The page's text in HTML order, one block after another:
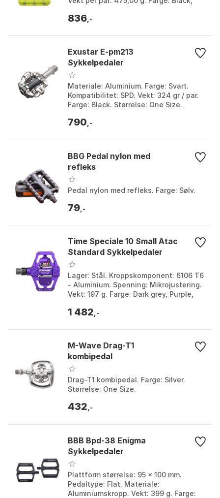
Størrelse: On...
836 ,-
Exustar E-pm213
Sykkelpedaler
Materiale: Aluminium. Farge: Svart.
Kompatibilitet: SPD. Vekt: 324 gr / par.
Farge: Black. Størrelse: One Size.
790 ,-
BBG Pedal nylon med
refleks
Pedal nylon med refleks. Farge: Sølv.
79 ,-
Time Speciale 10 Small Atac
Standard Sykkelpedaler
Lager: Stål. Kroppskomponent: 6106 T6
- Aluminium. Spenning: Mikrojustering.
Vekt: 197 g. Farge: Dark grey, Purple,
Tangerine alumi...
1 482 ,-
M-Wave Drag-T1
kombipedal
Drag-T1 kombipedal. Farge: Silver.
Størrelse: One Size.
432 ,-
BBB Bpd-38 Enigma
Sykkelpedaler
Plattform størrelse: 95 x 100 mm.
Pedaltype: Flat. Materiale:
Aluminiumskropp. Vekt: 399 g. Farge: